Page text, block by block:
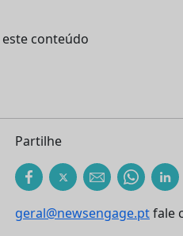
conteúdo
Partilhe
geral@newsengage.ptfale